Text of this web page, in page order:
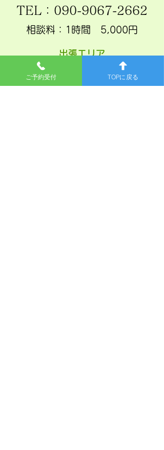
​TEL：090-9067-2662
​相談料：1時間 5,000円
​出張エリア
松江市、出雲市、雲南市、安来市、
米子市、境港市
ご予約受付 TOPに戻る